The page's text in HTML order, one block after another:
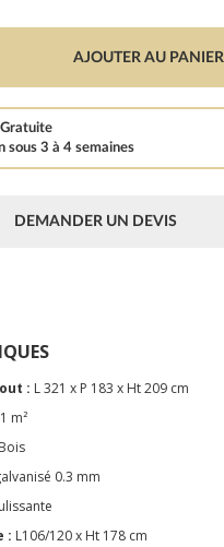
AJOUTER AU PANIER
sous 3 à 4 semaines
DEMANDER UN DEVIS
: L 321 x P 183 x Ht 209 cm
m²
0.3 mm
: L106/120 x Ht 178 cm